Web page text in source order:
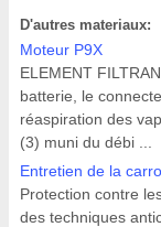
D'autres materiaux:
Moteur P9X
ELEMENT
batterie, le
réaspiration des
(3) muni du débi ...
Entretien de la
Protection contre
des techniques